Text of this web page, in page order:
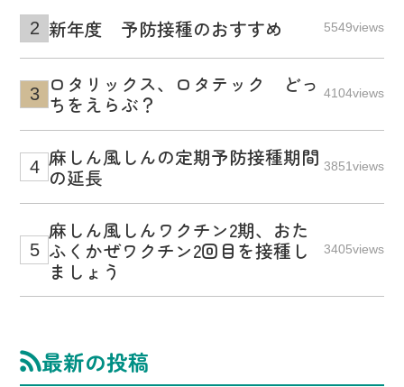
新年度 予防接種のおすすめ 5549views
ロタリックス、ロタテック どっ
ちをえらぶ？ 4104views
麻しん風しんの定期予防接種期間
の延長 3851views
麻しん風しんワクチン2期、おた
ふくかぜワクチン2回目を接種し
ましょう
3405views
最新の投稿